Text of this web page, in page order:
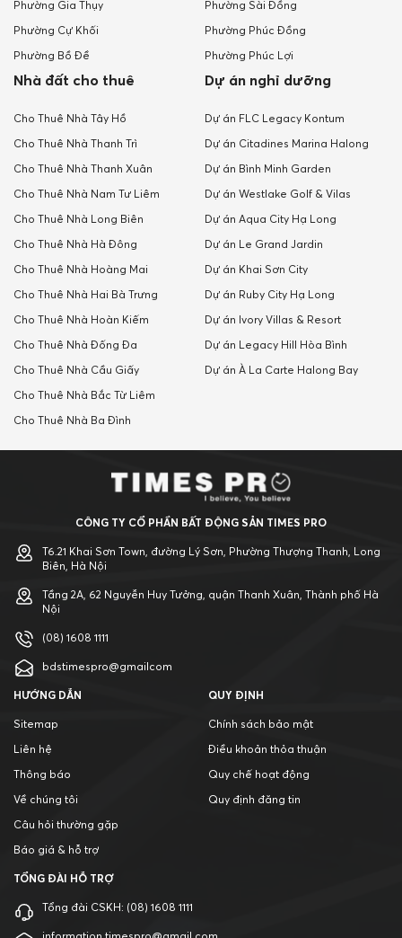
Phường Gia Thụy
Phường Cự Khối
Phường Bồ Đề
Phường Sài Đồng
Phường Phúc Đồng
Phường Phúc Lợi
Nhà đất cho thuê
Cho Thuê Nhà Tây Hồ
Cho Thuê Nhà Thanh Trì
Cho Thuê Nhà Thanh Xuân
Cho Thuê Nhà Nam Tư Liêm
Cho Thuê Nhà Long Biên
Cho Thuê Nhà Hà Đông
Cho Thuê Nhà Hoàng Mai
Cho Thuê Nhà Hai Bà Trưng
Cho Thuê Nhà Hoàn Kiếm
Cho Thuê Nhà Đống Đa
Cho Thuê Nhà Cầu Giấy
Cho Thuê Nhà Bắc Từ Liêm
Cho Thuê Nhà Ba Đình
Dự án nghỉ dưỡng
Dự án FLC Legacy Kontum
Dự án Citadines Marina Halong
Dự án Bình Minh Garden
Dự án Westlake Golf & Vilas
Dự án Aqua City Hạ Long
Dự án Le Grand Jardin
Dự án Khai Sơn City
Dự án Ruby City Hạ Long
Dự án Ivory Villas & Resort
Dự án Legacy Hill Hòa Bình
Dự án À La Carte Halong Bay
CÔNG TY CỔ PHẦN BẤT ĐỘNG SẢN TIMES PRO
T6.21 Khai Sơn Town, đường Lý Sơn, Phường Thượng Thanh, Long
Biên, Hà Nội
Tầng 2A, 62 Nguyễn Huy Tưởng, quận Thanh Xuân, Thành phố Hà
Nội
(08) 1608 1111
bdstimespro@gmailcom
HƯỚNG DẪN
Sitemap
Liên hệ
Thông báo
Về chúng tôi
Câu hỏi thường gặp
Báo giá & hỗ trợ
QUY ĐỊNH
Chính sách bảo mật
Điều khoản thỏa thuận
Quy chế hoạt động
Quy định đăng tin
TỔNG ĐÀI HỖ TRỢ
Tổng đài CSKH: (08) 1608 1111